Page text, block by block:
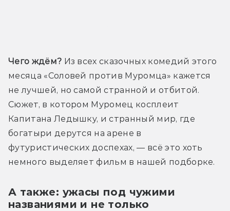
Чего ждём? Из всех сказочных комедий этого
месяца «Соловей против Муромца» кажется
не лучшей, но самой странной и отбитой.
Сюжет, в котором Муромец косплеит
Капитана Ледышку, и странный мир, где
богатыри дерутся на арене в
футуристических доспехах, — всё это хоть
немного выделяет фильм в нашей подборке.
А также: ужасы под чужими
названиями и не только